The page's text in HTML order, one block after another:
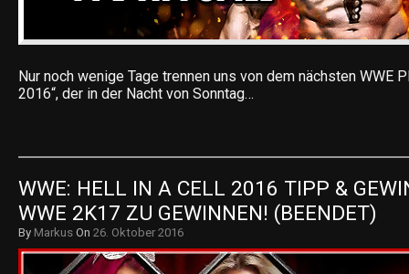
Nur noch wenige Tage trennen uns von dem nächsten WWE
2016“, der in der Nacht von Sonntag…
WWE: HELL IN A CELL 2016 TIPP &
WWE 2K17 ZU GEWINNEN! (BEENDET)
By Markus On 26. Oktober 2016